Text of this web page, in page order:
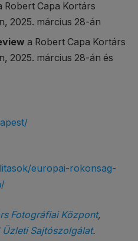
Robert Capa Kortárs
2025. március 28-án
a Robert Capa Kortárs
2025. március 28-án és
europai-rokonsag-
Fotográfiai Központ,
Üzleti Sajtószolgálat.